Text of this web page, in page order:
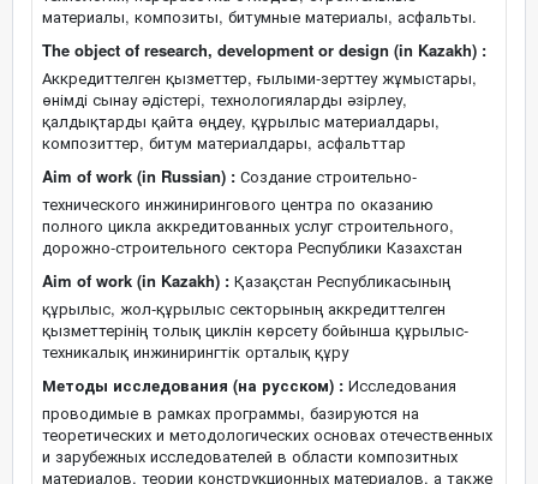
материалы, композиты, битумные материалы, асфальты.
The object of research, development or design (in Kazakh) :
Аккредиттелген қызметтер, ғылыми-зерттеу жұмыстары,
өнімді сынау әдістері, технологияларды әзірлеу,
қалдықтарды қайта өңдеу, құрылыс материалдары,
композиттер, битум материалдары, асфальттар
Aim of work (in Russian) : Создание строительно-
технического инжинирингового центра по оказанию
полного цикла аккредитованных услуг строительного,
дорожно-строительного сектора Республики Казахстан
Aim of work (in Kazakh) : Қазақстан Республикасының
құрылыс, жол-құрылыс секторының аккредиттелген
қызметтерінің толық циклін көрсету бойынша құрылыс-
техникалық инжинирингтік орталық құру
Методы исследования (на русском) : Исследования
проводимые в рамках программы, базируются на
теоретических и методологических основах отечественных
и зарубежных исследователей в области композитных
материалов, теории конструкционных материалов, а также